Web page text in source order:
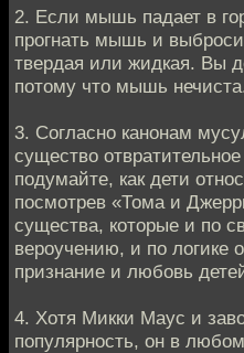
2. Если мышь падает в
прогнать мышь и
твердая или жидкая. Вы
потому что мышь
3. Согласно канонам
существо
подумайте, как дети
посмотрев «Тома и
существа, которые и по
вероучению, и по логике
признание и любовь
4. Хотя Микки Маус и
популярность, он в